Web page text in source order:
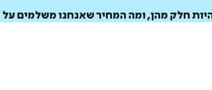
חלק מהן, ומה המחיר שאנחנו משלמים על